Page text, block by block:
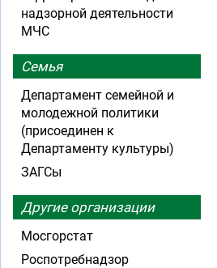
надзорной деятельности
МЧС
Семья
Департамент семейной и
молодежной политики
(присоединен к
Департаменту культуры)
ЗАГСы
Другие организации
Мосгорстат
Роспотребнадзор